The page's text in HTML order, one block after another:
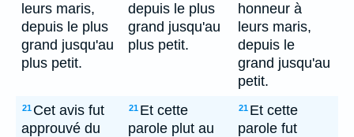
leurs maris,
depuis le plus
grand jusqu'au
plus petit.
depuis le plus
grand jusqu'au
plus petit.
honneur à
leurs maris,
depuis le
grand jusqu'au
petit.
21 Cet avis fut
approuvé du
21 Et cette
parole plut au
21 Et cette
parole fut